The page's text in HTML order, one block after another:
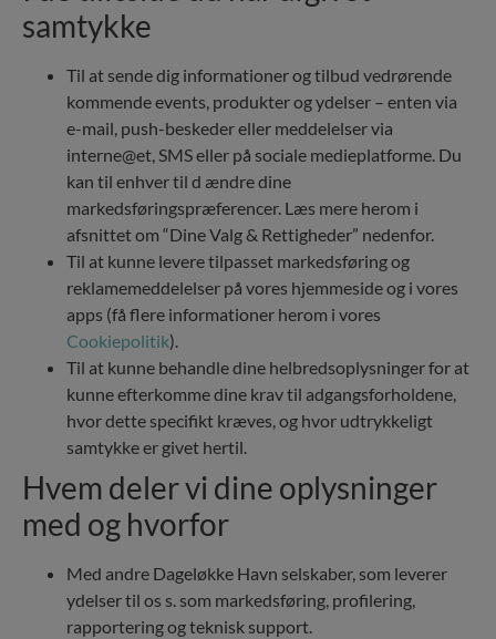
samtykke
Til at sende dig informationer og tilbud vedrørende
kommende events, produkter og ydelser – enten via
e-mail, push-beskeder eller meddelelser via
interne@et, SMS eller på sociale medieplatforme. Du
kan til enhver til d ændre dine
markedsføringspræferencer. Læs mere herom i
afsnittet om “Dine Valg & Rettigheder” nedenfor.
Til at kunne levere tilpasset markedsføring og
reklamemeddelelser på vores hjemmeside og i vores
apps (få flere informationer herom i vores
Cookiepolitik).
Til at kunne behandle dine helbredsoplysninger for at
kunne efterkomme dine krav til adgangsforholdene,
hvor dette specifikt kræves, og hvor udtrykkeligt
samtykke er givet hertil.
Hvem deler vi dine oplysninger
med og hvorfor
Med andre Dageløkke Havn selskaber, som leverer
ydelser til os s. som markedsføring, profilering,
rapportering og teknisk support.